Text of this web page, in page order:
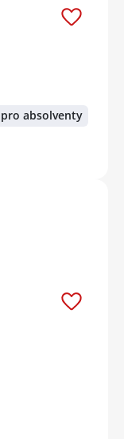
absolventy